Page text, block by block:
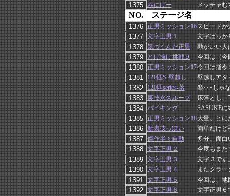
みにげー
メッチャ
NO. ステージ名
正男ミッション16スピード
文字正男１
文字ばっか
気づくんだ正男
勘がいい人
とげ抜け挑戦９
今回は（今
正男ミッション17今回は指令
120匹S-壁越し
壁越しアタ
120匹series-落
楽･･･じゃ
裏技永久ループ
床落とし
バイキング
SASUKEに
正男ミッション18大量。とに
新裏技っぽい
簡単だけど
傑作半々自動
多分、面
文字正男２
今度もま
文字正男３
文字３で
文字正男４
またグラ
文字正男５
今回は、地
文字正男６
文字正男６